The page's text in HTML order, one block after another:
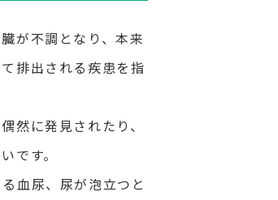
が不調となり、本来
排出される疾患を指
然に発見されたり、
です。
血尿、尿が泡立つと